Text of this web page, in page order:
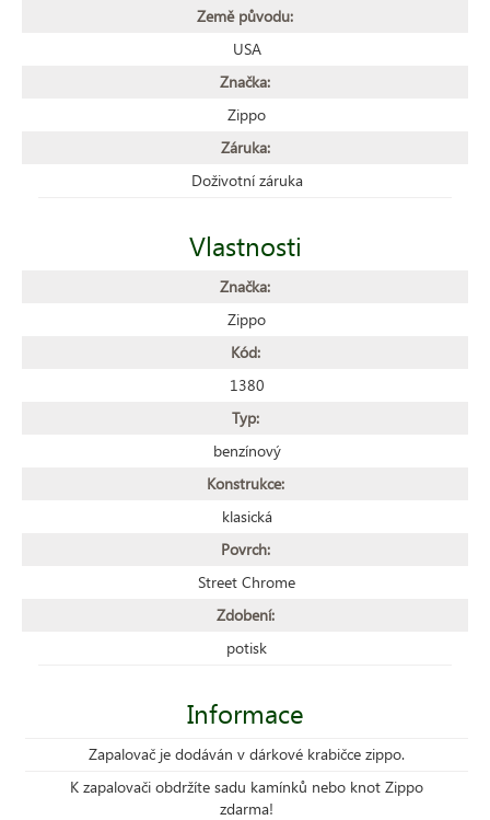
Země původu:
USA
Značka:
Zippo
Záruka:
Doživotní záruka
Vlastnosti
Značka:
Zippo
Kód:
1380
Typ:
benzínový
Konstrukce:
klasická
Povrch:
Street Chrome
Zdobení:
potisk
Informace
Zapalovač je dodáván v dárkové krabičce zippo.
K zapalovači obdržíte sadu kamínků nebo knot Zippo
zdarma!